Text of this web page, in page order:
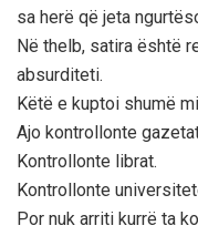
sa herë që jeta
Në thelb, satira është
absurditeti.
Këtë e kuptoi shumë
Ajo kontrollonte
Kontrollonte librat.
Kontrollonte
Por nuk arriti kurrë ta